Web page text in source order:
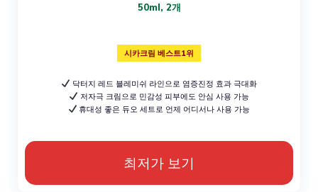
50ml, 2개
시카크림 베스트1위
닥터지 레드 블레미쉬 라인으로 염증진정 효과 극대화
저자극 크림으로 민감성 피부에도 안심 사용 가능
휴대성 좋은 듀오 세트로 언제 어디서나 사용 가능
최저가 보기